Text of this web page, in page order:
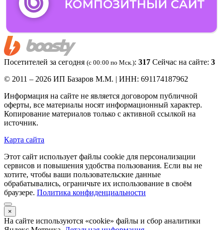
Посетителей за сегодня (c 00:00 по Мск.): 317 Сейчас на сайте: 3
© 2011 – 2026 ИП Базаров М.М. | ИНН: 691174187962
Информация на сайте не является договором публичной
оферты, все материалы носят информационный характер.
Копирование материалов только с активной ссылкой на
источник.
Карта сайта
Этот сайт использует файлы cookie для персонализации
сервисов и повышения удобства пользования. Если вы не
хотите, чтобы ваши пользовательские данные
обрабатывались, ограничьте их использование в своём
браузере. Политика конфиденциальности
×
На сайте используются «cookie» файлы и сбор аналитики